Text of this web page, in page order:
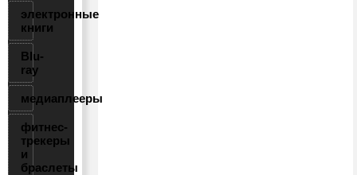
электронные
книги
Blu-
ray
медиаплееры
фитнес-
трекеры
и
браслеты